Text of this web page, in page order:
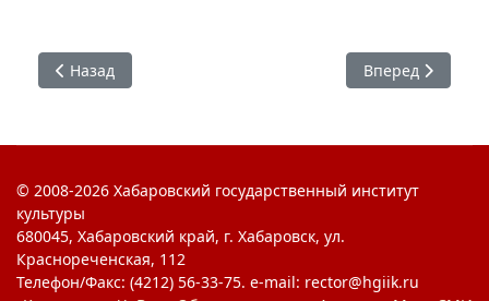
Предыдущий: #ЯГоржусь : Встреча с Иваном
Назад Следующий:
Вперед
© 2008-2026 Хабаровский государственный институт
культуры
680045, Хабаровский край, г. Хабаровск, ул.
Краснореченская, 112
Телефон/Факс: (4212) 56-33-75. e-mail: rector@hgiik.ru